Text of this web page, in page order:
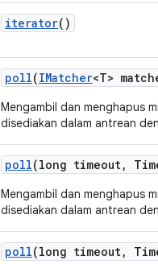
iterator()
poll(IMatcher<T>
Mengambil dan menghapus
disediakan dalam antrean
poll(long timeout,
Mengambil dan menghapus
disediakan dalam antrean
poll(long timeout,